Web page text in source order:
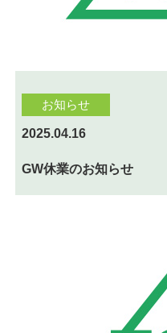
お知らせ
2025.04.16
GW休業のお知らせ